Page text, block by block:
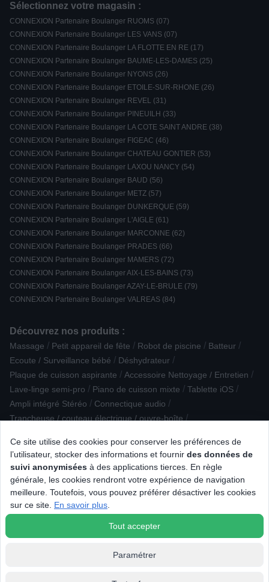
Ce site utilise des cookies pour conserver les préférences de
l’utilisateur, stocker des informations et fournir des données de
suivi anonymisées à des applications tierces. En règle
générale, les cookies rendront votre expérience de navigation
meilleure. Toutefois, vous pouvez préférer désactiver les cookies
sur ce site. En savoir plus
Tout accepter
Paramétrer
Sélectionnez votre magasin :
CONNEXION Partenaire Boulanger RUOMS (07)
CONNEXION Partenaire Boulanger LES VANS (07)
CONNEXION Partenaire Boulanger LA FLOTTE EN RE (17)
CONNEXION Partenaire Boulanger BAUME-LES-DAMES (25)
CONNEXION Partenaire Boulanger NYONS (26)
CONNEXION Partenaire Boulanger ETOILE-SUR-RHONE (26)
CONNEXION Partenaire Boulanger REVEL (31)
CONNEXION Partenaire Boulanger PINEUILH (33)
CONNEXION Partenaire Boulanger LA COTE SAINT ANDRE (38)
CONNEXION Partenaire Boulanger FIGEAC (46)
CONNEXION Partenaire Boulanger CHATEAU GONTIER (53)
CONNEXION Partenaire Boulanger LAXOU NANCY (54)
CONNEXION Partenaire Boulanger BAUD (56)
CONNEXION Partenaire Boulanger METZ (57)
CONNEXION Partenaire Boulanger DUNKERQUE (59)
CONNEXION Partenaire Boulanger L'AIGLE (61)
CONNEXION Partenaire Boulanger MARCONNE (62)
CONNEXION Partenaire Boulanger PRADES (66)
CONNEXION Partenaire Boulanger MAMERS (72)
CONNEXION Partenaire Boulanger AIX-LES-BAINS (73)
CONNEXION Partenaire Boulanger AZAY-LE-BRULE (79)
CONNEXION Partenaire Boulanger VALREAS (84)
Découvrez nos produits :
Massage / Petit appareil de fête / Robot de piscine / Batteur /
Ecoute / Surveillance bébé / Déshydrateur /
Plaque de cuisson aspirante / Accessoire Nettoyage / Entretien /
Lave-linge semi-pro / Piano de cuisson mixte / Tablette iOS /
Ampli intégré Stéréo / Connectique audio /
Trancheuse / couteau électrique / ouvre-boîte /
Appareil photo obj. interchangeable / Four à pizza / fumoir /
Imprimante multifonction jet d'encre
Cuisinière vitrocéramique/électrique Piano de cuisson induction
/ TV QLED / Aide médicale / Cadre photo numérique / Domino /
Sèche-cheveux / Ventilateur, brasseur d'air